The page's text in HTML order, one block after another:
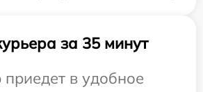
за 35 минут
в удобное